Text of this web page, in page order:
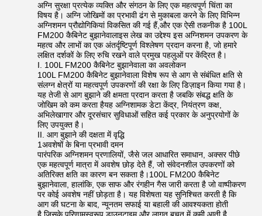
अग्नि सुरक्षा प्रत्येक व्यक्ति और संगठन के लिए एक महत्वपूर्ण चिंता का
विषय है। अग्नि जोखिमों का प्रभावी ढंग से मुकाबला करने के लिए विभिन्न
अग्निशमन प्रौद्योगिकियां विकसित की गई हैं,और एक ऐसी तकनीक है 100L
FM200 कैबिनेट बुझानेवालाइस लेख का उद्देश्य इस अग्निशमन उपकरण के
महत्व और लाभों का एक अंतर्दृष्टिपूर्ण विश्लेषण प्रदान करना है, जो हमारे
लक्षित दर्शकों के लिए रुचि रखने वाले प्रमुख पहलुओं पर केंद्रित है।
I. 100L FM200 कैबिनेट बुझानेवाला का अवलोकन
100L FM200 कैबिनेट बुझानेवाला विशेष रूप से आग से संबंधित क्षति से
संलग्न क्षेत्रों या महत्वपूर्ण उपकरणों की रक्षा के लिए डिज़ाइन किया गया है।
यह तेजी से आग बुझाने की क्षमता प्रदान करता है जबकि संबद्ध क्षति के
जोखिम को कम करता हैयह अग्निशामक डेटा केंद्र, नियंत्रण कक्ष,
अभिलेखागार और दूरसंचार सुविधाओं सहित कई प्रकार के अनुप्रयोगों के
लिए उपयुक्त है।
II. आग बुझाने की दक्षता में वृद्धि
1अवशेषों के बिना प्रभावी दमन
पारंपरिक अग्निशमन प्रणालियों, जैसे जल आधारित समाधान, अक्सर पीछे
एक महत्वपूर्ण मात्रा में अवशेष छोड़ देते हैं, जो संवेदनशील उपकरणों को
अतिरिक्त क्षति का कारण बन सकता है।100L FM200 कैबिनेट
बुझानेवाला, हालांकि, एक साफ और रंगहीन गैस जारी करता है जो वाष्पीकरण
पर कोई अवशेष नहीं छोड़ता है। यह विशेषता यह सुनिश्चित करती है कि
आग की घटना के बाद, न्यूनतम सफाई या बहाली की आवश्यकता होती